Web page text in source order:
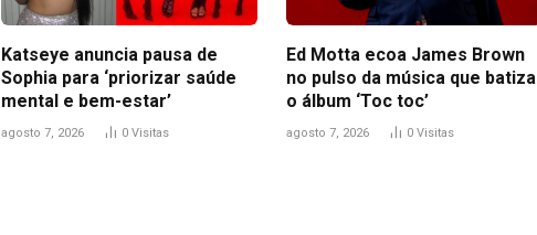
Katseye anuncia pausa de
Sophia para ‘priorizar saúde
mental e bem-estar’
agosto 7, 2026 0 Visitas
Ed Motta ecoa James Brown
no pulso da música que batiza
o álbum ‘Toc toc’
agosto 7, 2026 0 Visitas